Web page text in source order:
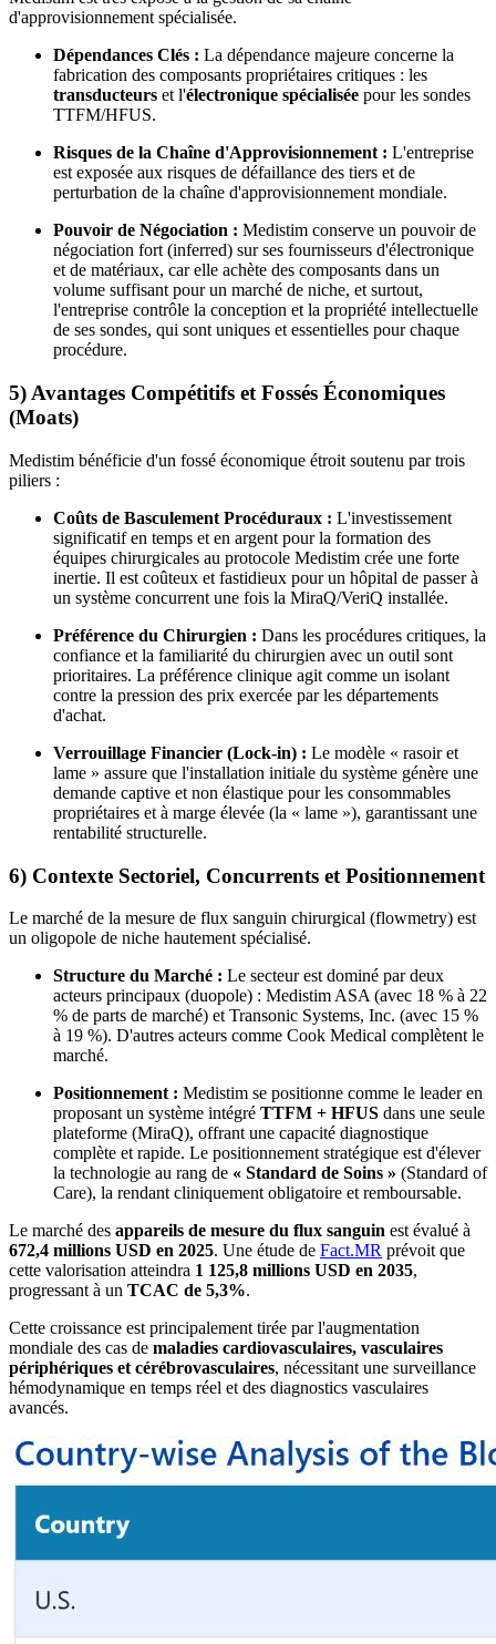
d'approvisionnement spécialisée.
Dépendances Clés : La dépendance majeure concerne la
fabrication des composants propriétaires critiques : les
transducteurs et l'électronique spécialisée pour les sondes
TTFM/HFUS.
Risques de la Chaîne d'Approvisionnement : L'entreprise
est exposée aux risques de défaillance des tiers et de
perturbation de la chaîne d'approvisionnement mondiale.
Pouvoir de Négociation : Medistim conserve un pouvoir de
négociation fort (inferred) sur ses fournisseurs d'électronique
et de matériaux, car elle achète des composants dans un
volume suffisant pour un marché de niche, et surtout,
l'entreprise contrôle la conception et la propriété intellectuelle
de ses sondes, qui sont uniques et essentielles pour chaque
procédure.
5) Avantages Compétitifs et Fossés Économiques
(Moats)
Medistim bénéficie d'un fossé économique étroit soutenu par trois
piliers :
Coûts de Basculement Procéduraux : L'investissement
significatif en temps et en argent pour la formation des
équipes chirurgicales au protocole Medistim crée une forte
inertie. Il est coûteux et fastidieux pour un hôpital de passer à
un système concurrent une fois la MiraQ/VeriQ installée.
Préférence du Chirurgien : Dans les procédures critiques, la
confiance et la familiarité du chirurgien avec un outil sont
prioritaires. La préférence clinique agit comme un isolant
contre la pression des prix exercée par les départements
d'achat.
Verrouillage Financier (Lock-in) : Le modèle « rasoir et
lame » assure que l'installation initiale du système génère une
demande captive et non élastique pour les consommables
propriétaires et à marge élevée (la « lame »), garantissant une
rentabilité structurelle.
6) Contexte Sectoriel, Concurrents et Positionnement
Le marché de la mesure de flux sanguin chirurgical (flowmetry) est
un oligopole de niche hautement spécialisé.
Structure du Marché : Le secteur est dominé par deux
acteurs principaux (duopole) : Medistim ASA (avec 18 % à 22
% de parts de marché) et Transonic Systems, Inc. (avec 15 %
à 19 %). D'autres acteurs comme Cook Medical complètent le
marché.
Positionnement : Medistim se positionne comme le leader en
proposant un système intégré TTFM + HFUS dans une seule
plateforme (MiraQ), offrant une capacité diagnostique
complète et rapide. Le positionnement stratégique est d'élever
la technologie au rang de « Standard de Soins » (Standard of
Care), la rendant cliniquement obligatoire et remboursable.
Le marché des appareils de mesure du flux sanguin est évalué à
672,4 millions USD en 2025. Une étude de Fact.MR prévoit que
cette valorisation atteindra 1 125,8 millions USD en 2035,
progressant à un TCAC de 5,3%.
Cette croissance est principalement tirée par l'augmentation
mondiale des cas de maladies cardiovasculaires, vasculaires
périphériques et cérébrovasculaires, nécessitant une surveillance
hémodynamique en temps réel et des diagnostics vasculaires
avancés.